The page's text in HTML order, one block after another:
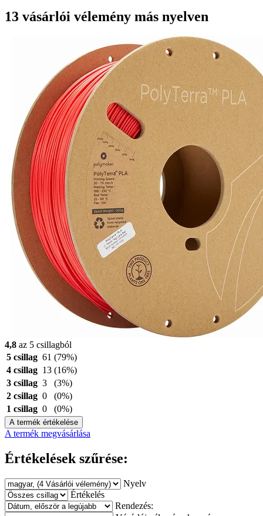
13 vásárlói vélemény más nyelven
4,8 az 5 csillagból
5 csillag 61 (79%)
4 csillag 13 (16%)
3 csillag 3
(3%)
2 csillag 0
(0%)
1 csillag 0 (0%)
A termék értékelése
A termék megvásárlása
Értékelések szűrése:
Nyelv
Értékelés
Rendezés: